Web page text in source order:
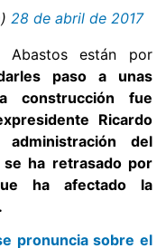
28 de abril de 2017
están por
paso a unas
construcción fue
Ricardo
del
se ha retrasado por
ha afectado la
pronuncia sobre el